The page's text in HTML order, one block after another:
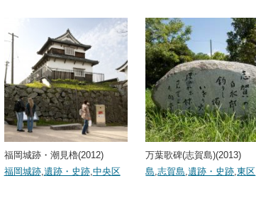
福岡城跡・潮見櫓(2012)
福岡城跡, 遺跡・史跡, 中央区
万葉歌碑(志賀島)(2013)
島 ,志賀島 ,遺跡・史跡 ,東区